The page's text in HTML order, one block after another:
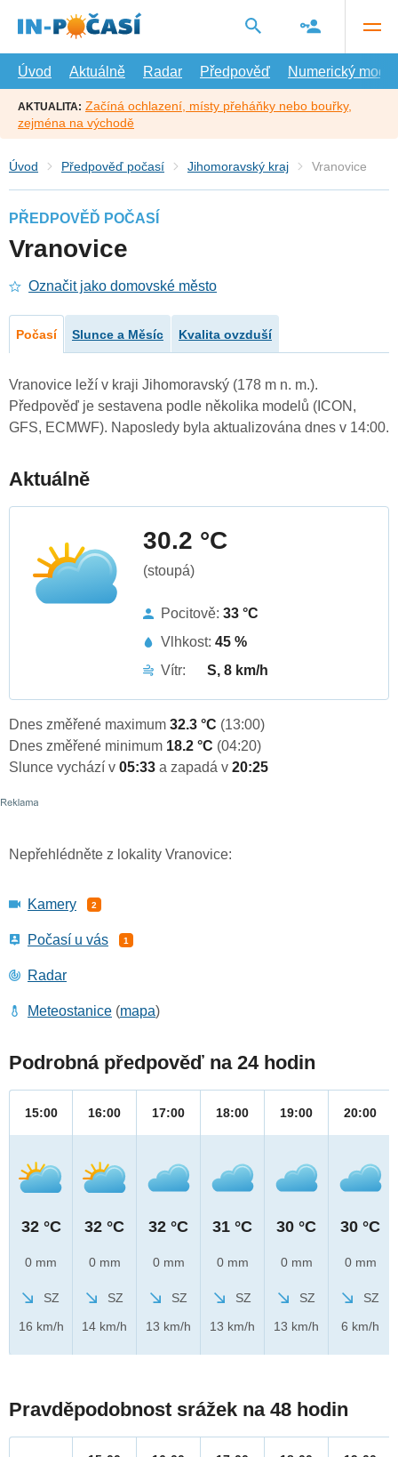
hlavní
Úvod
Aktuálně Radar Předpověď Numerický model
AKTUALITA: Začíná ochlazení, místy přeháňky nebo bouřky,
zejména na východě
Úvod Předpověď počasí Jihomoravský kraj Vranovice
PŘEDPOVĚĎ POČASÍ
Vranovice
Označit jako domovské město
Počasí Slunce a Měsíc Kvalita ovzduší
Vranovice leží v kraji Jihomoravský (178 m n. m.).
Předpověď je sestavena podle několika modelů (ICON,
GFS, ECMWF). Naposledy byla aktualizována dnes v 14:00.
Aktuálně
30.2 °C
(stoupá)
Pocitově: 33 °C
Vlhkost: 45 %
Vítr:
S, 8 km/h
Dnes změřené maximum 32.3 °C (13:00)
Dnes změřené minimum 18.2 °C (04:20)
Slunce vychází v 05:33 a zapadá v 20:25
Nepřehlédněte z lokality Vranovice:
Kamery 2
Počasí u vás 1
Radar
Meteostanice (mapa)
Podrobná předpověď na 24 hodin
15:00
32 °C
0 mm
SZ
16 km/h
16:00
32 °C
0 mm
SZ
14 km/h
17:00
32 °C
0 mm
SZ
13 km/h
18:00
31 °C
0 mm
SZ
13 km/h
19:00
30 °C
0 mm
SZ
13 km/h
20:00
30 °C
0 mm
SZ
6 km/h
Pravděpodobnost srážek na 48 hodin